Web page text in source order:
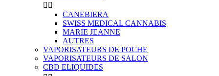
 
CANEBIERA
SWISS MEDICAL CANNABIS
MARIE JEANNE
AUTRES
VAPORISATEURS DE POCHE
VAPORISATEURS DE SALON
CBD ELIQUIDES